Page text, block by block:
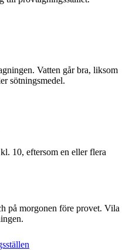
Vatten går bra, liksom
sötningsmedel.
10, eftersom en eller flera
på morgonen före provet. Vila